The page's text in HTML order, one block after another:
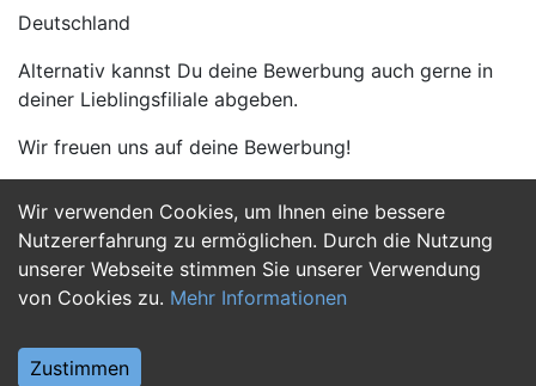
Wir verwenden Cookies, um Ihnen eine bessere
Nutzererfahrung zu ermöglichen. Durch die Nutzung
unserer Webseite stimmen Sie unserer Verwendung
von Cookies zu. Mehr Informationen
Zustimmen
Deutschland
Alternativ kannst Du deine Bewerbung auch gerne in
deiner Lieblingsfiliale abgeben.
Wir freuen uns auf deine Bewerbung!
Jetzt Bewerben